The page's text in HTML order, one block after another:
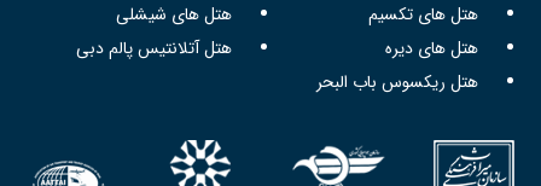
هتل های تکسیم
هتل های شیشلی
هتل های دیره
هتل آتلانتیس پالم دبی
هتل ریکسوس باب البحر